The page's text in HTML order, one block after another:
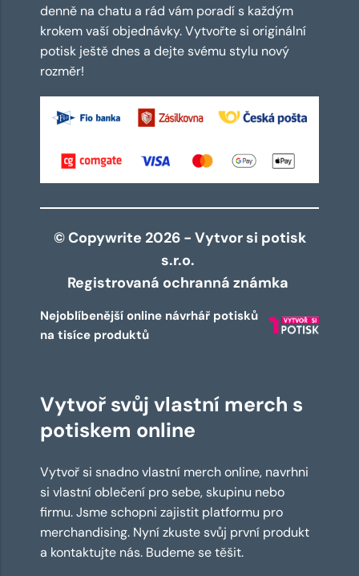
denně na chatu a rád vám poradí s každým
krokem vaší objednávky. Vytvořte si originální
potisk ještě dnes a dejte svému stylu nový
rozměr!
© Copywrite 2026 - Vytvor si potisk
s.r.o.
Registrovaná ochranná známka
Nejoblíbenější online návrhář potisků
na tisíce produktů
Vytvoř svůj vlastní merch s
potiskem online
Vytvoř si snadno vlastní merch online, navrhni
si vlastní oblečení pro sebe, skupinu nebo
firmu. Jsme schopni zajistit platformu pro
merchandising. Nyní zkuste svůj první produkt
a kontaktujte nás. Budeme se těšit.